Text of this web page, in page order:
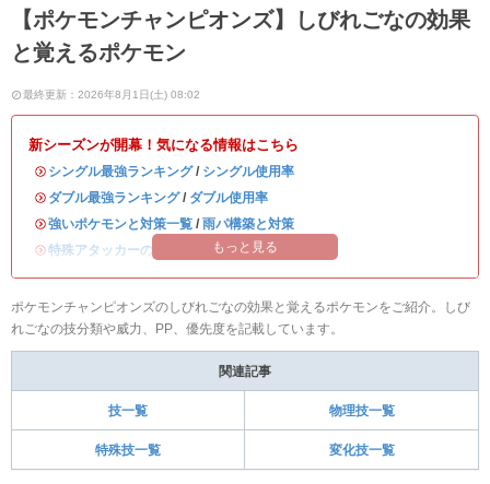
【ポケモンチャンピオンズ】しびれごなの効果
と覚えるポケモン
最終更新：2026年8月1日(土) 08:02
新シーズンが開幕！気になる情報はこちら
・ シングル最強ランキング/ シングル使用率
・ ダブル最強ランキング/ ダブル使用率
・強いポケモンと対策一覧 / 雨パ構築と対策
・特殊アタッカーのおすすめランキング
もっと見る
ポケモンチャンピオンズのしびれごなの効果と覚えるポケモンをご紹介。しび
れごなの技分類や威力、PP、優先度を記載しています。
関連記事
技一覧 物理技一覧
特殊技一覧 変化技一覧